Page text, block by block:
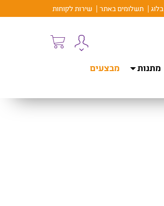
בלוג תשלומים באתר שירות לקוחות
מתנות
מבצעים